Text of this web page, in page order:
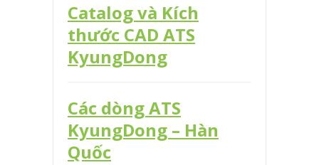
Catalog và Kích
thước CAD ATS
KyungDong
Các dòng ATS
KyungDong – Hàn
Quốc